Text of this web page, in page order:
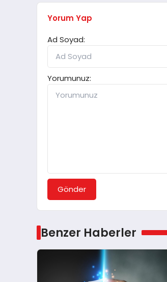
Yorum Yap
Ad Soyad:
Yorumunuz:
Gönder
Benzer Haberler